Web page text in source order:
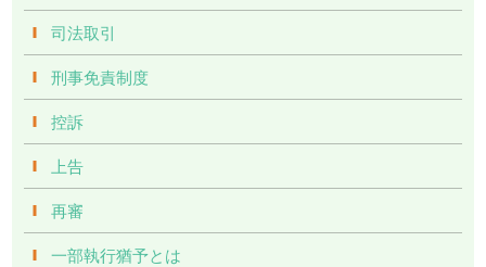
司法取引
刑事免責制度
控訴
上告
再審
一部執行猶予とは